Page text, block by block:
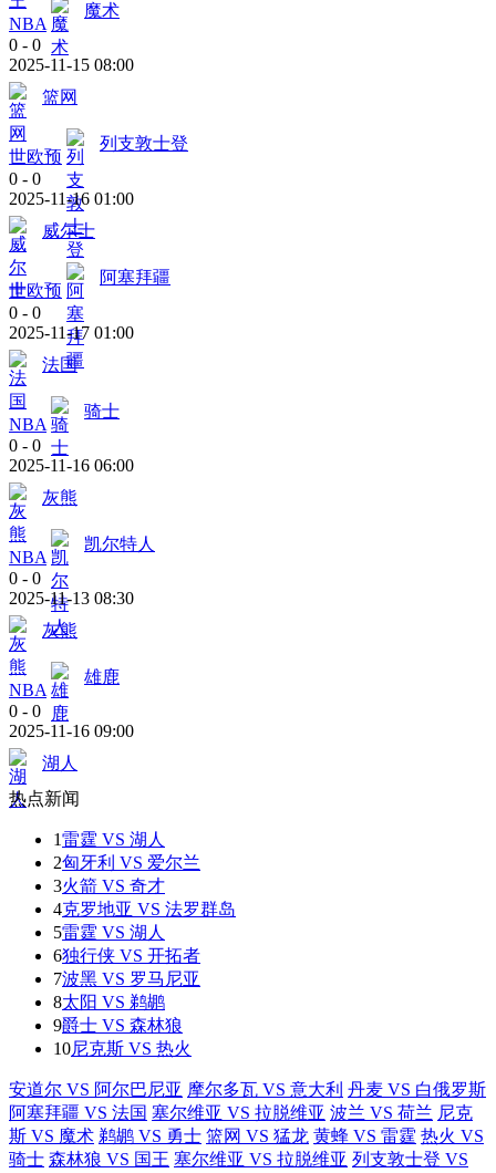
NBA
魔术
0 - 0
2025-11-15 08:00
篮网
世欧预
列支敦士登
0 - 0
2025-11-16 01:00
威尔士
世欧预
阿塞拜疆
0 - 0
2025-11-17 01:00
法国
NBA
骑士
0 - 0
2025-11-16 06:00
灰熊
NBA
凯尔特人
0 - 0
2025-11-13 08:30
灰熊
NBA
雄鹿
0 - 0
2025-11-16 09:00
湖人
热点新闻
1雷霆 VS 湖人
2匈牙利 VS 爱尔兰
3火箭 VS 奇才
4克罗地亚 VS 法罗群岛
5雷霆 VS 湖人
6独行侠 VS 开拓者
7波黑 VS 罗马尼亚
8太阳 VS 鹈鹕
9爵士 VS 森林狼
10尼克斯 VS 热火
安道尔 VS 阿尔巴尼亚 摩尔多瓦 VS 意大利 丹麦 VS 白俄罗斯
阿塞拜疆 VS 法国 塞尔维亚 VS 拉脱维亚 波兰 VS 荷兰 尼克
斯 VS 魔术 鹈鹕 VS 勇士 篮网 VS 猛龙 黄蜂 VS 雷霆 热火 VS
骑士 森林狼 VS 国王 塞尔维亚 VS 拉脱维亚 列支敦士登 VS